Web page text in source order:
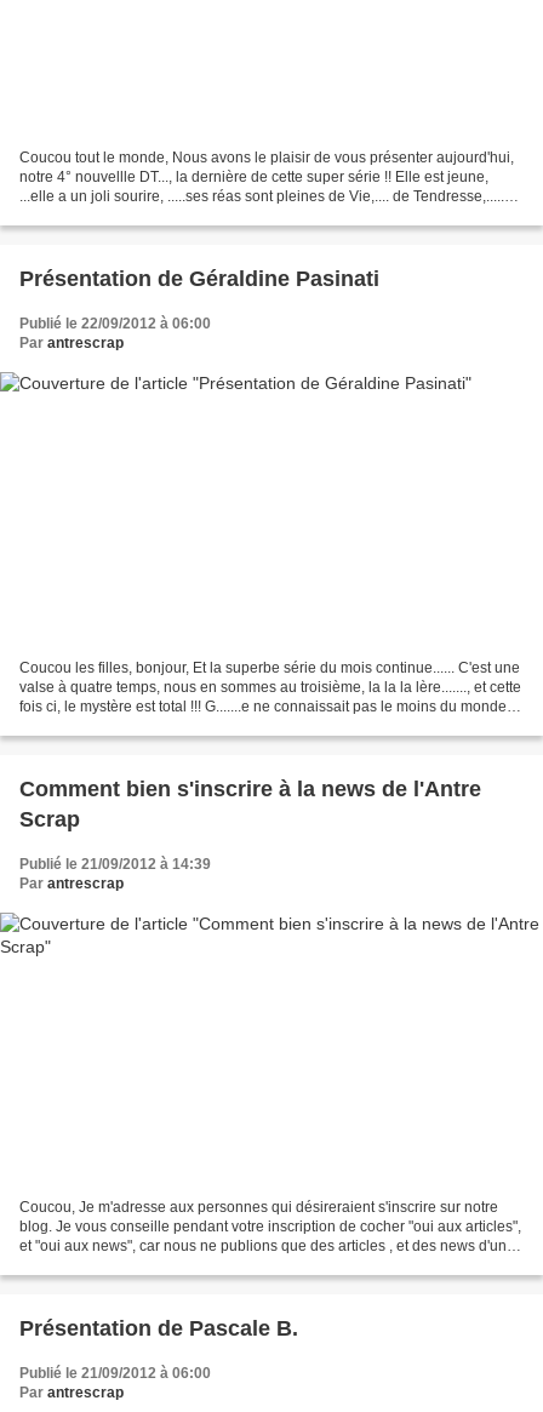
Coucou tout le monde, Nous avons le plaisir de vous présenter aujourd'hui,
notre 4° nouvellle DT..., la dernière de cette super série !! Elle est jeune,
...elle a un joli sourire, .....ses réas sont pleines de Vie,.... de Tendresse,.....
Présentation de Géraldine Pasinati
Publié le 22/09/2012 à 06:00
Par antrescrap
Coucou les filles, bonjour, Et la superbe série du mois continue...... C'est une
valse à quatre temps, nous en sommes au troisième, la la la lère......., et cette
fois ci, le mystère est total !!! G.......e ne connaissait pas le moins du monde
Comment bien s'inscrire à la news de l'Antre
Scrap
Publié le 21/09/2012 à 14:39
Par antrescrap
Coucou, Je m'adresse aux personnes qui désireraient s'inscrire sur notre
blog. Je vous conseille pendant votre inscription de cocher "oui aux articles",
et "oui aux news", car nous ne publions que des articles , et des news d'une
Présentation de Pascale B.
Publié le 21/09/2012 à 06:00
Par antrescrap